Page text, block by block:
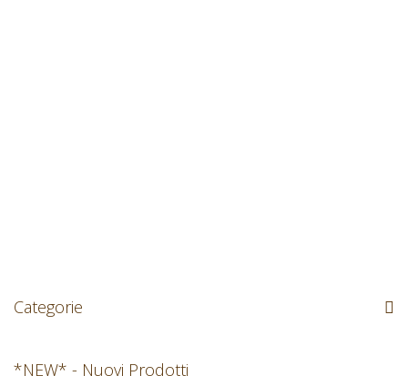
Categorie
*NEW* - Nuovi Prodotti